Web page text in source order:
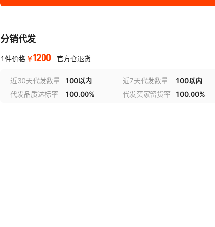
分销代发
1件价格 ￥1200 官方仓退货
近30天代发数量 100以内 近7天代发数量 100以内
代发品质达标率
100.00% 代发买家留货率 100.00%